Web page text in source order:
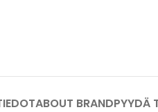
ABOUT BRANDPYYDÄ